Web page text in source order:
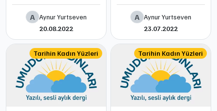
A Aynur Yurtseven
20.08.2022
A Aynur Yurtseven
23.07.2022
Tarihin Kadın Yüzleri Tarihin Kadın Yüzleri